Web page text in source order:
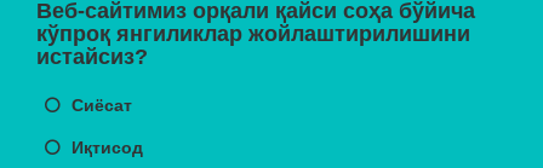
Веб-сайтимиз орқали қайси соҳа бўйича
кўпроқ янгиликлар жойлаштирилишини
истайсиз?
Сиёсат
Иқтисод